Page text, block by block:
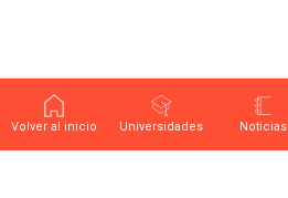
Volver al inicio Universidades Noticias